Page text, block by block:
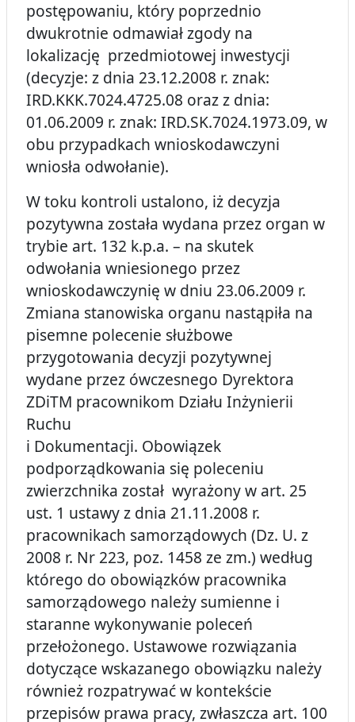
postępowaniu, który poprzednio
dwukrotnie odmawiał zgody na
lokalizację przedmiotowej inwestycji
(decyzje: z dnia 23.12.2008 r. znak:
IRD.KKK.7024.4725.08 oraz z dnia:
01.06.2009 r. znak: IRD.SK.7024.1973.09, w
obu przypadkach wnioskodawczyni
wniosła odwołanie).
W toku kontroli ustalono, iż decyzja
pozytywna została wydana przez organ w
trybie art. 132 k.p.a. – na skutek
odwołania wniesionego przez
wnioskodawczynię w dniu 23.06.2009 r.
Zmiana stanowiska organu nastąpiła na
pisemne polecenie służbowe
przygotowania decyzji pozytywnej
wydane przez ówczesnego Dyrektora
ZDiTM pracownikom Działu Inżynierii
Ruchu
i Dokumentacji. Obowiązek
podporządkowania się poleceniu
zwierzchnika został wyrażony w art. 25
ust. 1 ustawyz dnia 21.11.2008 r.
pracownikach samorządowych (Dz. U. z
2008 r. Nr 223, poz. 1458 ze zm.) według
którego do obowiązków pracownika
samorządowego należy sumienne i
staranne wykonywanie poleceń
przełożonego. Ustawowe rozwiązania
dotyczące wskazanego obowiązku należy
również rozpatrywać w kontekście
przepisów prawa pracy, zwłaszcza art. 100